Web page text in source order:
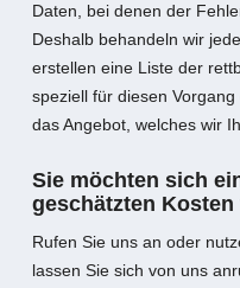
Daten, bei denen der
Deshalb behandeln wir
erstellen eine Liste der
speziell für diesen
das Angebot, welches wir
Sie möchten sich
geschätzten
Rufen Sie uns an oder
lassen Sie sich von uns